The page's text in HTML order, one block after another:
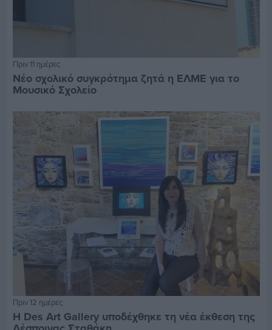
Πριν 11 ημέρες
Νέο σχολικό συγκρότημα ζητά η ΕΛΜΕ για το
Μουσικό Σχολείο
Πριν 12 ημέρες
Η Des Art Gallery υποδέχθηκε τη νέα έκθεση της